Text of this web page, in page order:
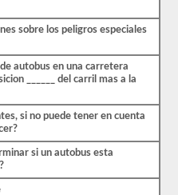
sobre los peligros especiales
autobus en una carretera
______ del carril mas a la
si no puede tener en cuenta
si un autobus esta